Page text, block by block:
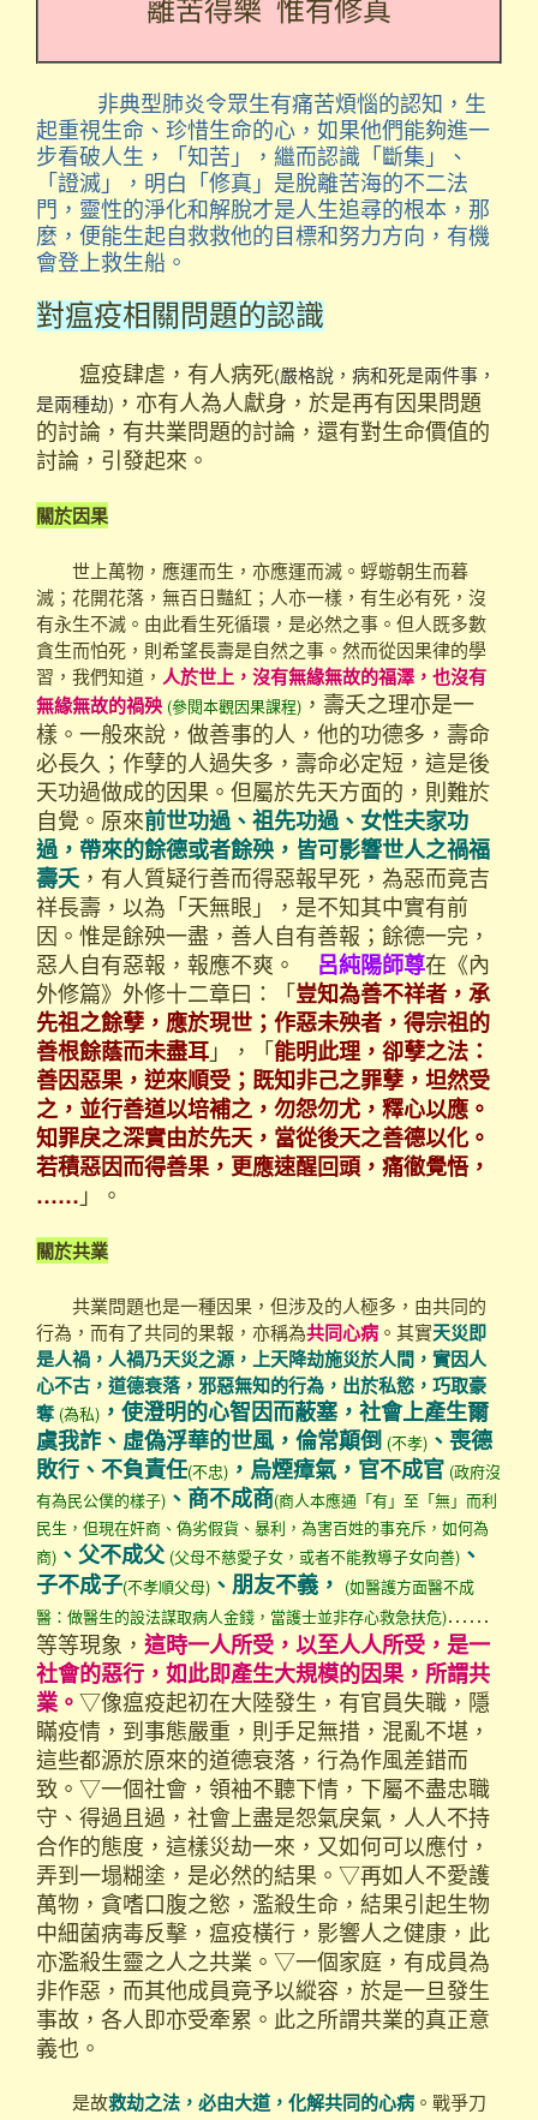
離苦得樂 惟有修真
非典型肺炎令眾生有痛苦煩惱的認知，生
起重視生命、珍惜生命的心，如果他們能夠進一
步看破人生，「知苦」，繼而認識「斷集」、
「證滅」，明白「修真」是脫離苦海的不二法
門，靈性的淨化和解脫才是人生追尋的根本，那
麼，便能生起自救救他的目標和努力方向，有機
會登上救生船。
對瘟疫相關問題的認識
瘟疫肆虐，有人病死(嚴格說，病和死是兩件事，
是兩種劫) ，亦有人為人獻身，於是再有因果問題
的討論，有共業問題的討論，還有對生命價值的
討論，引發起來。
關於因果
世上萬物，應運而生，亦應運而滅。蜉蝣朝生而暮
滅；花開花落，無百日豔紅；人亦一樣，有生必有死，沒
有永生不滅。由此看生死循環，是必然之事。但人既多數
貪生而怕死，則希望長壽是自然之事。然而從因果律的學
習，我們知道， 人於世上，沒有無緣無故的福澤，也沒有
無緣無故的禍殃 (參閱本觀因果課程) ，壽夭之理亦是一
樣。一般來說，做善事的人，他的功德多，壽命
必長久；作孽的人過失多，壽命必定短，這是後
天功過做成的因果。但屬於先天方面的，則難於
自覺。原來前世功過、祖先功過、女性夫家功
過，帶來的餘德或者餘殃，皆可影響世人之禍福
壽夭 ，有人質疑行善而得惡報早死，為惡而竟吉
祥長壽，以為「天無眼」，是不知其中實有前
因。惟是餘殃一盡，善人自有善報；餘德一完，
惡人自有惡報，報應不爽。 呂純陽師尊在《內
外修篇》外修十二章曰：「豈知為善不祥者，承
先祖之餘孽，應於現世；作惡未殃者，得宗祖的
善根餘蔭而未盡耳」，「能明此理，卻孽之法：
善因惡果，逆來順受；既知非己之罪孽，坦然受
之，並行善道以培補之，勿怨勿尤，釋心以應。
知罪戾之深實由於先天，當從後天之善德以化。
若積惡因而得善果，更應速醒回頭，痛徹覺悟，
…… 」。
關於共業
共業問題也是一種因果，但涉及的人極多，由共同的
行為，而有了共同的果報，亦稱為共同心病 。其實天災即
是人禍，人禍乃天災之源，上天降劫施災於人間，實因人
心不古，道德衰落，邪惡無知的行為，出於私慾，巧取豪
奪(為私) ，使澄明的心智因而蔽塞，社會上產生爾
虞我詐、虛偽浮華的世風，倫常顛倒 (不孝) 、喪德
敗行、不負責任(不忠) ，烏煙瘴氣，官不成官 (政府沒
有為民公僕的樣子) 、商不成商(商人本應通「有」至「無」而利
民生，但現在奸商、偽劣假貨、暴利，為害百姓的事充斥，如何為
商) 、父不成父 (父母不慈愛子女，或者不能教導子女向善) 、
子不成子(不孝順父母) 、朋友不義， (如醫護方面醫不成
醫：做醫生的設法謀取病人金錢，當護士並非存心救急扶危)……
等等現象， 這時一人所受，以至人人所受，是一
社會的惡行，如此即產生大規模的因果，所謂共
業。▽像瘟疫起初在大陸發生，有官員失職，隱
瞞疫情，到事態嚴重，則手足無措，混亂不堪，
這些都源於原來的道德衰落，行為作風差錯而
致。▽一個社會，領袖不聽下情，下屬不盡忠職
守、得過且過，社會上盡是怨氣戾氣，人人不持
合作的態度，這樣災劫一來，又如何可以應付，
弄到一塌糊塗，是必然的結果。▽再如人不愛護
萬物，貪嗜口腹之慾，濫殺生命，結果引起生物
中細菌病毒反擊，瘟疫橫行，影響人之健康，此
亦濫殺生靈之人之共業。▽一個家庭，有成員為
非作惡，而其他成員竟予以縱容，於是一旦發生
事故，各人即亦受牽累。此之所謂共業的真正意
義也。
是故救劫之法，必由大道，化解共同的心病 。戰爭刀